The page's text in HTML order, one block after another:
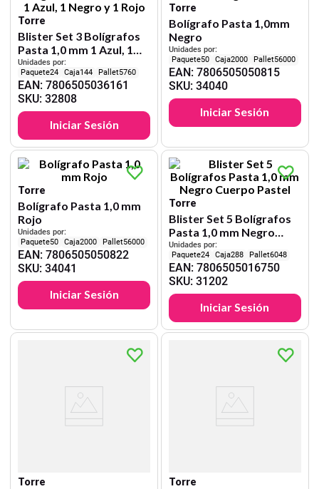
Torre
Blister Set 3 Bolígrafos
Pasta 1,0 mm 1 Azul, 1
Negro y 1 Rojo
Unidades por:
24
144 5760
EAN:7806505036161
SKU:32808
Iniciar Sesión
Torre
Bolígrafo Pasta 1,0mm
Negro
Unidades por:
50
2000 56000
EAN: 7806505050815
SKU: 34040
Iniciar Sesión
Torre
Bolígrafo Pasta 1,0 mm
Rojo
Unidades por:
50
2000 56000
EAN:7806505050822
SKU:34041
Iniciar Sesión
Torre
Blister Set 5 Bolígrafos
Pasta 1,0 mm Negro
Cuerpo Pastel
Unidades por:
24
288 6048
EAN: 7806505016750
SKU: 31202
Iniciar Sesión
Torre Torre